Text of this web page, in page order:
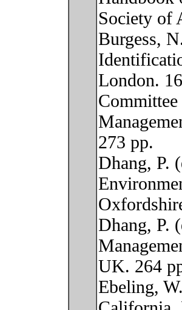
Society of
Burgess,
London.
273 pp.
Dhang, P.
Dhang, P.
UK. 264
Ebeling,